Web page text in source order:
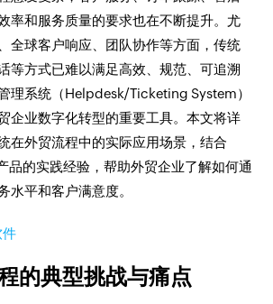
率和服务质量的要求也在不断提升。尤
全球客户响应、团队协作等方面，传统
等方式已难以满足高效、规范、可追溯
理系统（Helpdesk/Ticketing System）
企业数字化转型的重要工具。本文将详
在外贸流程中的实际应用场景，结合
品的实践经验，帮助外贸企业了解如何通
水平和客户满意度。
的典型挑战与痛点